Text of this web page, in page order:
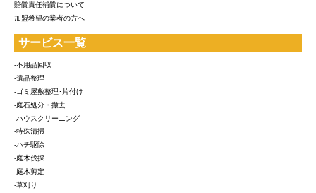
賠償責任補償について
加盟希望の業者の方へ
サービス一覧
-不用品回収
-遺品整理
-ゴミ屋敷整理･片付け
-庭石処分・撤去
-ハウスクリーニング
-特殊清掃
-ハチ駆除
-庭木伐採
-庭木剪定
-草刈り